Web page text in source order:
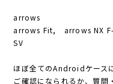
arrows
arrows Fit, arrows NX
SV
ほぼ全てのAndroidケース
ご確認になられるか、質問